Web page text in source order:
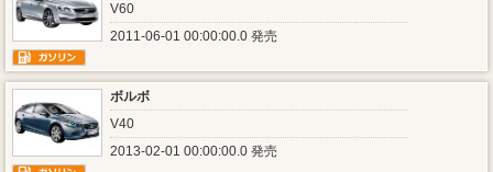
V60
2011-06-01 00:00:00.0 発売
ボルボ
V40
2013-02-01 00:00:00.0 発売